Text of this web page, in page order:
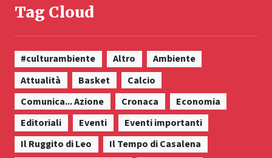
Tag Cloud
#culturambiente Altro
Ambiente
Attualità
Basket
Calcio
Comunica... Azione
Cronaca
Economia
Editoriali
Eventi
Eventi importanti
Il Ruggito di Leo
Il Tempo di Casalena